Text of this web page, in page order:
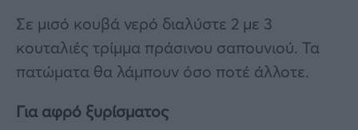
Σε μισό κουβά νερό διαλύστε 2 με 3
κουταλιές τρίμμα πράσινου σαπουνιού. Τα
πατώματα θα λάμπουν όσο ποτέ άλλοτε.
Για αφρό ξυρίσματος